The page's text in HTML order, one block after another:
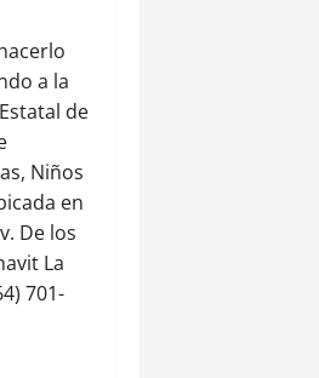
a la
de
Niños
en
De los
La
701-